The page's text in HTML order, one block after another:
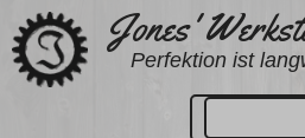
Zum
Inhalt
springen
Jones'
Perfektion ist